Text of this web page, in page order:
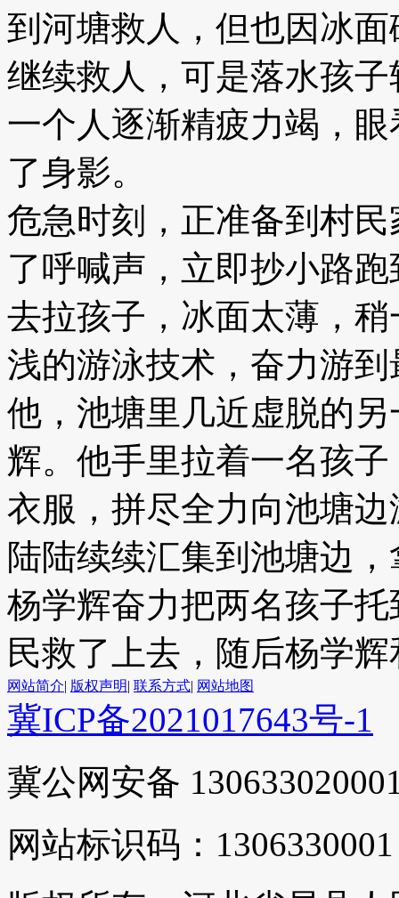
到河塘救人，但也因冰
继续救人，可是落水孩
一个人逐渐精疲力竭，
了身影。
危急时刻，正准备到村
了呼喊声，立即抄小路
去拉孩子，冰面太薄，
浅的游泳技术，奋力游
他，池塘里几近虚脱的
辉。他手里拉着一名孩
衣服，拼尽全力向池塘
陆陆续续汇集到池塘边
杨学辉奋力把两名孩子
民救了上去，随后杨学
网站简介| 版权声明| 联系方式| 网站地图
冀ICP备2021017643号-1
冀公网安备
网站标识码：1306330001